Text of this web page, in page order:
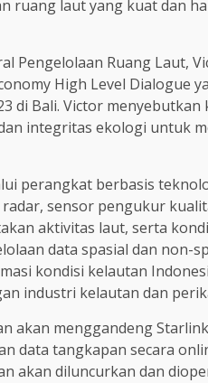
ruang laut yang kuat dan
Pengelolaan Ruang Laut,
High Level Dialogue
di Bali. Victor
integritas ekologi untuk
perangkat berbasis
sensor pengukur
aktivitas laut, serta
data spasial dan non-
kondisi kelautan
industri kelautan dan
akan menggandeng
data tangkapan secara
akan diluncurkan dan